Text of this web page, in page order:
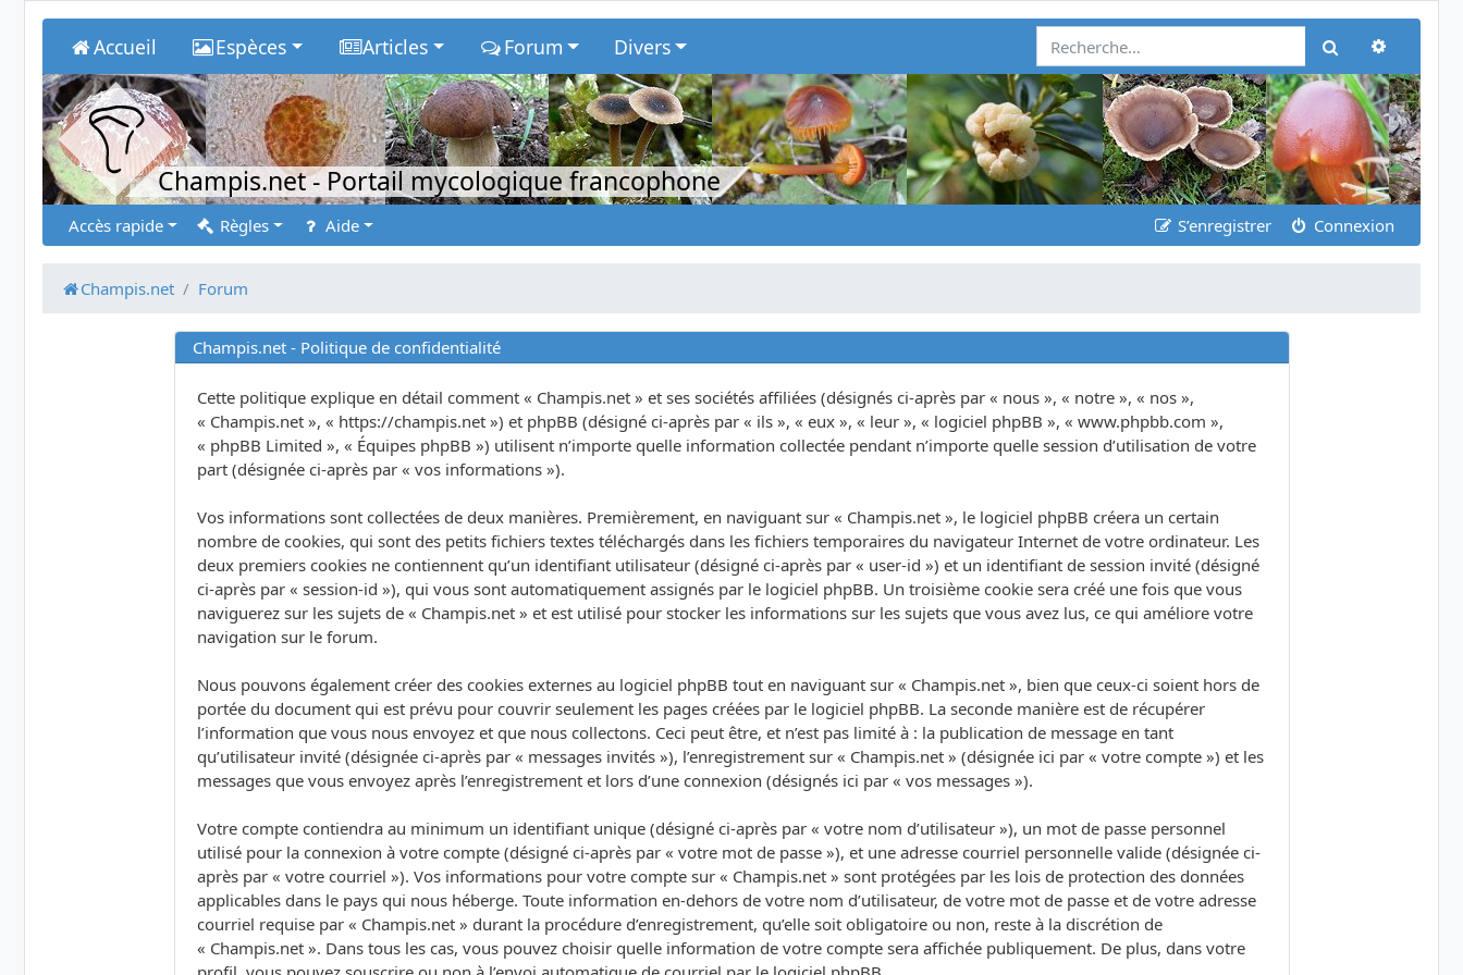
Accueil Espèces Articles Forum Divers Rechercher
Champis.net- Portail mycologique francophone
Accès rapide Règles Aide S’enregistrer Connexion
Champis.net Forum
Champis.net - Politique de confidentialité
Cette politique explique en détail comment « Champis.net » et ses sociétés affiliées (désignés ci-après par « nous », « notre », « nos »,
« Champis.net », « https://champis.net ») et phpBB (désigné ci-après par « ils », « eux », « leur », « logiciel phpBB », « www.phpbb.com »,
« phpBB Limited », « Équipes phpBB ») utilisent n’importe quelle information collectée pendant n’importe quelle session d’utilisation de votre
part (désignée ci-après par « vos informations »).
Vos informations sont collectées de deux manières. Premièrement, en naviguant sur « Champis.net », le logiciel phpBB créera un certain
nombre de cookies, qui sont des petits fichiers textes téléchargés dans les fichiers temporaires du navigateur Internet de votre ordinateur. Les
deux premiers cookies ne contiennent qu’un identifiant utilisateur (désigné ci-après par « user-id ») et un identifiant de session invité (désigné
ci-après par « session-id »), qui vous sont automatiquement assignés par le logiciel phpBB. Un troisième cookie sera créé une fois que vous
naviguerez sur les sujets de « Champis.net » et est utilisé pour stocker les informations sur les sujets que vous avez lus, ce qui améliore votre
navigation sur le forum.
Nous pouvons également créer des cookies externes au logiciel phpBB tout en naviguant sur « Champis.net », bien que ceux-ci soient hors de
portée du document qui est prévu pour couvrir seulement les pages créées par le logiciel phpBB. La seconde manière est de récupérer
l’information que vous nous envoyez et que nous collectons. Ceci peut être, et n’est pas limité à : la publication de message en tant
qu’utilisateur invité (désignée ci-après par « messages invités »), l’enregistrement sur « Champis.net » (désignée ici par « votre compte ») et les
messages que vous envoyez après l’enregistrement et lors d’une connexion (désignés ici par « vos messages »).
Votre compte contiendra au minimum un identifiant unique (désigné ci-après par « votre nom d’utilisateur »), un mot de passe personnel
utilisé pour la connexion à votre compte (désigné ci-après par « votre mot de passe »), et une adresse courriel personnelle valide (désignée ci-
après par « votre courriel »). Vos informations pour votre compte sur « Champis.net » sont protégées par les lois de protection des données
applicables dans le pays qui nous héberge. Toute information en-dehors de votre nom d’utilisateur, de votre mot de passe et de votre adresse
courriel requise par « Champis.net » durant la procédure d’enregistrement, qu’elle soit obligatoire ou non, reste à la discrétion de
« Champis.net ». Dans tous les cas, vous pouvez choisir quelle information de votre compte sera affichée publiquement. De plus, dans votre